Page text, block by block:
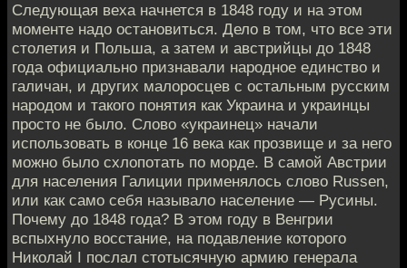
Следующая веха начнется в 1848 году и на этом
моменте надо остановиться. Дело в том, что все эти
столетия и Польша, а затем и австрийцы до 1848
года официально признавали народное единство и
галичан, и других малоросцев с остальным русским
народом и такого понятия как Украина и украинцы
просто не было. Слово «украинец» начали
использовать в конце 16 века как прозвище и за него
можно было схлопотать по морде. В самой Австрии
для населения Галиции применялось слово Russen,
или как само себя называло население — Русины.
Почему до 1848 года? В этом году в Венгрии
вспыхнуло восстание, на подавление которого
Николай I послал стотысячную армию генерала